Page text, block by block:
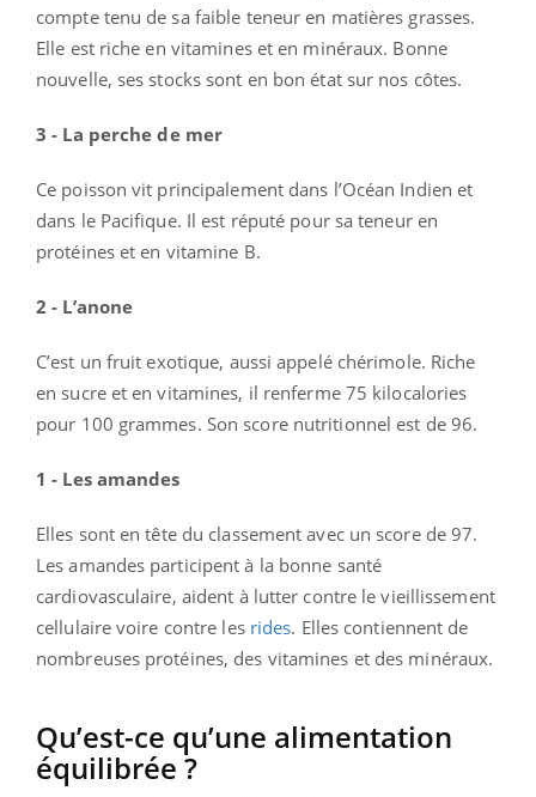
compte tenu de sa faible teneur en matières grasses.
Elle est riche en vitamines et en minéraux. Bonne
nouvelle, ses stocks sont en bon état sur nos côtes.
3 - La perche de mer
Ce poisson vit principalement dans l’Océan Indien et
dans le Pacifique. Il est réputé pour sa teneur en
protéines et en vitamine B.
2 - L’anone
C’est un fruit exotique, aussi appelé chérimole. Riche
en sucre et en vitamines, il renferme 75 kilocalories
pour 100 grammes. Son score nutritionnel est de 96.
1 - Les amandes
Elles sont en tête du classement avec un score de 97.
Les amandes participent à la bonne santé
cardiovasculaire, aident à lutter contre le vieillissement
cellulaire voire contre les rides. Elles contiennent de
nombreuses protéines, des vitamines et des minéraux.
Qu’est-ce qu’une alimentation
équilibrée ?